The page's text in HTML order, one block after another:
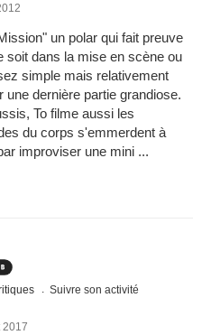
un polar qui fait preuve
soit dans la mise en scène ou
simple mais relativement
une dernière partie grandiose.
To filme aussi les
du corps s'emmerdent à
improviser une mini ...
Suivre son activité
2017